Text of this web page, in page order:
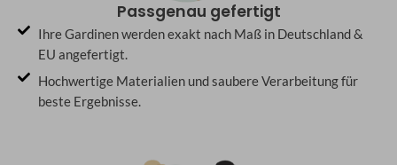
Passgenau gefertigt
Ihre Gardinen werden exakt nach Maß in Deutschland &
EU angefertigt.
Hochwertige Materialien und saubere Verarbeitung für
beste Ergebnisse.